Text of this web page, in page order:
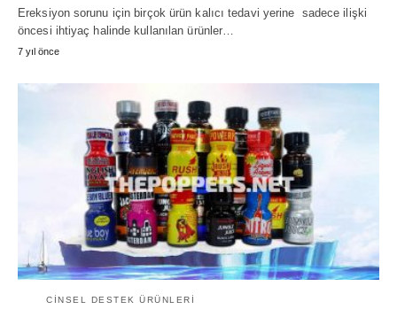
Ereksiyon sorunu için birçok ürün kalıcı tedavi yerine sadece ilişki
öncesi ihtiyaç halinde kullanılan ürünler…
7 yıl önce
CINSEL DESTEK ÜRÜNLERI